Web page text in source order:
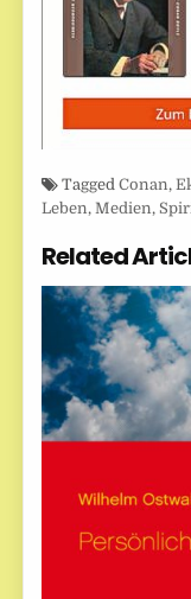
TaggedConan,
Leben, Medien,
Related